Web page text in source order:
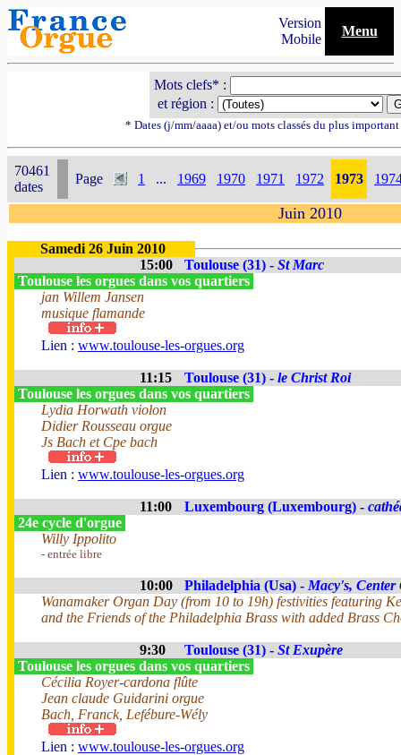
Version
Mobile
Menu
Mots clefs* :
et région :
* Dates (j/mm/aaaa) et/ou mots classés du plus
70461
dates
Page 1 ... 1969 1970 1971 1972 1973
Juin 2010
Samedi 26 Juin 2010
15:00
Toulouse (31) - St Marc
Toulouse les orgues dans vos quartiers
jan Willem Jansen
musique flamande
Lien : www.toulouse-les-orgues.org
11:15 Toulouse (31) - le Christ Roi
Toulouse les orgues dans vos quartiers
Lydia Horwath violon
Didier Rousseau orgue
Js Bach et Cpe bach
Lien : www.toulouse-les-orgues.org
11:00 Luxembourg (Luxembourg) -
24e cycle d'orgue
Willy Ippolito
- entrée libre
10:00 Philadelphia (Usa) - Macy's, Center
Wanamaker Organ Day (from 10 to 19h) festivities featuring
and the Friends of the Philadelphia Brass with added Brass
9:30 Toulouse (31) - St Exupère
Toulouse les orgues dans vos quartiers
Cécilia Royer-cardona flûte
Jean claude Guidarini orgue
Bach, Franck, Lefébure-Wély
Lien : www.toulouse-les-orgues.org